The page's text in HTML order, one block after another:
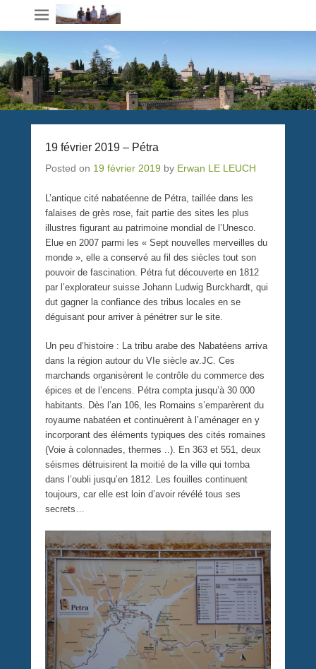
19 février 2019 – Pétra
Posted on 19 février 2019 by Erwan LE LEUCH
L’antique cité nabatéenne de Pétra, taillée dans les
falaises de grès rose, fait partie des sites les plus
illustres figurant au patrimoine mondial de l’Unesco.
Elue en 2007 parmi les « Sept nouvelles merveilles du
monde », elle a conservé au fil des siècles tout son
pouvoir de fascination. Pétra fut découverte en 1812
par l’explorateur suisse Johann Ludwig Burckhardt, qui
dut gagner la confiance des tribus locales en se
déguisant pour arriver à pénétrer sur le site.
Un peu d’histoire : La tribu arabe des Nabatéens arriva
dans la région autour du VIe siècle av.JC. Ces
marchands organisèrent le contrôle du commerce des
épices et de l’encens. Pétra compta jusqu’à 30 000
habitants. Dès l’an 106, les Romains s’emparèrent du
royaume nabatéen et continuèrent à l’aménager en y
incorporant des éléments typiques des cités romaines
(Voie à colonnades, thermes ..). En 363 et 551, deux
séismes détruisirent la moitié de la ville qui tomba
dans l’oubli jusqu’en 1812. Les fouilles continuent
toujours, car elle est loin d’avoir révélé tous ses
secrets…